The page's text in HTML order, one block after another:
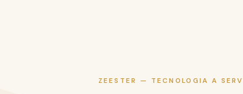
ZEESTER — TECNOLOGIA A